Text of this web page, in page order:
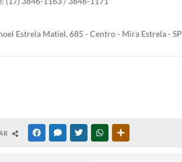
Estrela Matiel, 685 - Centro - Mira Estrela - SP
FACEBOOKMESSENGER
TWITTERWHATSAPP